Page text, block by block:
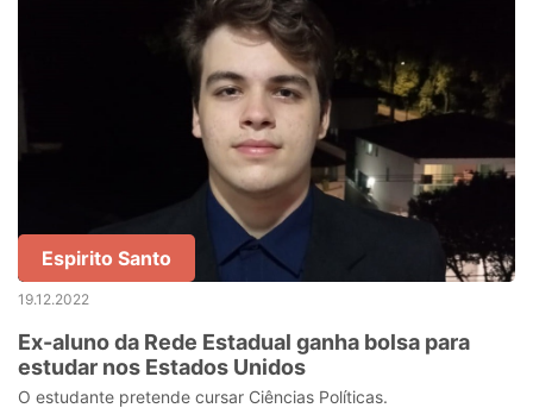
Espirito Santo
19.12.2022
Ex-aluno da Rede Estadual ganha bolsa para
estudar nos Estados Unidos
O estudante pretende cursar Ciências Políticas.